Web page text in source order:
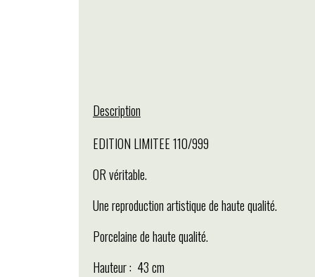
Description
EDITION LIMITEE 110/999
OR véritable.
Une reproduction artistique de haute qualité.
Porcelaine de haute qualité.
Hauteur : 43 cm